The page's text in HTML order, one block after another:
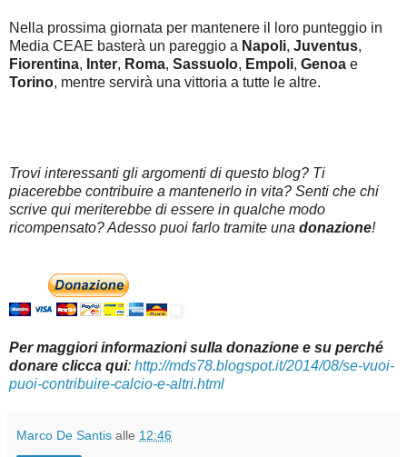
Nella prossima giornata per mantenere il loro punteggio in
Media CEAE basterà un pareggio a Napoli, Juventus,
Fiorentina, Inter, Roma, Sassuolo, Empoli, Genoa e
Torino, mentre servirà una vittoria a tutte le altre.
Trovi interessanti gli argomenti di questo blog? Ti
piacerebbe contribuire a mantenerlo in vita? Senti che chi
scrive qui meriterebbe di essere in qualche modo
ricompensato? Adesso puoi farlo tramite una donazione!
Per maggiori informazioni sulla donazione e su perché
donare clicca qui: http://mds78.blogspot.it/2014/08/se-vuoi-
puoi-contribuire-calcio-e-altri.html
Marco De Santis alle 12:46